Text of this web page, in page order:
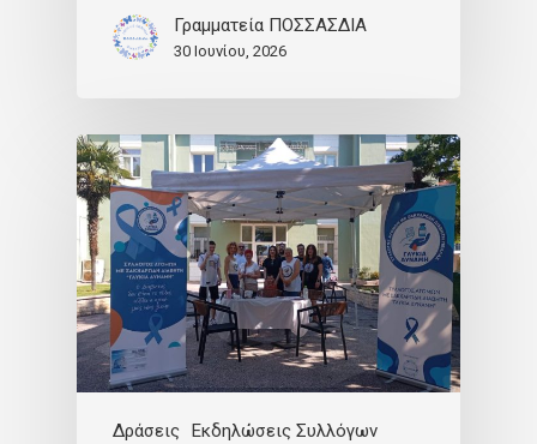
Γραμματεία ΠΟΣΣΑΣΔΙΑ
30 Ιουνίου, 2026
Δράσεις
Εκδηλώσεις Συλλόγων